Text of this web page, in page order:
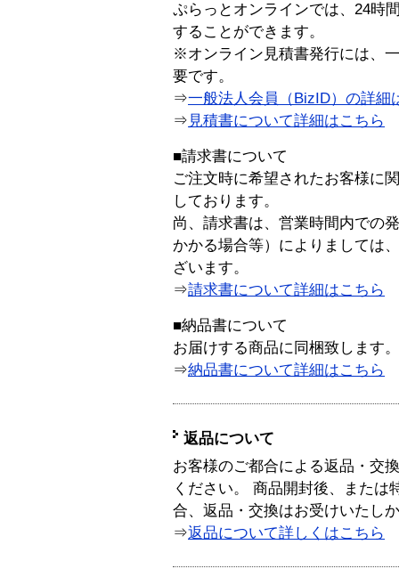
ぷらっとオンラインでは、24時
することができます。
※オンライン見積書発行には、
要です。
⇒一般法人会員（BizID）の詳細
⇒ 見積書について詳細はこちら
■請求書について
ご注文時に希望されたお客様に
しております。
尚、請求書は、営業時間内での
かかる場合等）によりましては
ざいます。
⇒請求書について詳細はこちら
■納品書について
お届けする商品に同梱致します。
⇒納品書について詳細はこちら
返品について
お客様のご都合による返品・交
ください。 商品開封後、または
合、返品・交換はお受けいたし
⇒返品について詳しくはこちら